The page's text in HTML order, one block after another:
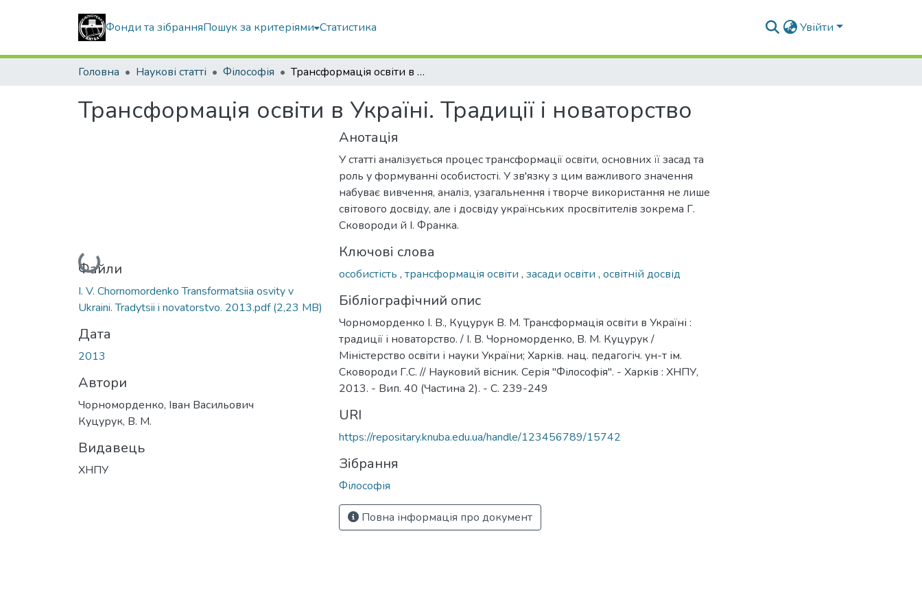
Фонди та зібранняПошук за критеріями Статистика Увійти
Головна Наукові статті Філософія Трансформація освіти в Україні. Традиції і новаторство
Трансформація освіти в Україні. Традиції і новаторство
Вантажиться...
Файли
I. V. Chornomordenko Transformatsiia osvity v
Ukraini. Tradytsii i novatorstvo. 2013.pdf(2,23 MB)
Дата
2013
Автори
Чорноморденко, Іван Васильович
Куцурук, В. М.
Видавець
ХНПУ
Анотація
У статті аналізується процес трансформації освіти, основних її засад та
роль у формуванні особистості. У зв'язку з цим важливого значення
набуває вивчення, аналіз, узагальнення і творче використання не лише
світового досвіду, але і досвіду українських просвітителів зокрема Г.
Сковороди й І. Франка.
Ключові слова
особистість , трансформація освіти , засади освіти , освітній досвід
Бібліографічний опис
Чорноморденко І. В., Куцурук В. М. Трансформація освіти в Україні :
традиції і новаторство. / І. В. Чорноморденко, В. М. Куцурук /
Міністерство освіти і науки України; Харків. нац. педагогіч. ун-т ім.
Сковороди Г.С. // Науковий вісник. Серія "Філософія". - Харків : ХНПУ,
2013. - Вип. 40 (Частина 2). - С. 239-249
URI
https://repositary.knuba.edu.ua/handle/123456789/15742
Зібрання
Філософія
Повна інформація про документ